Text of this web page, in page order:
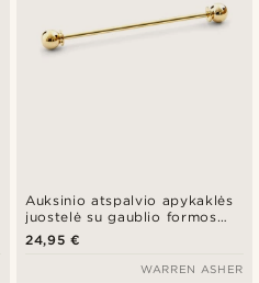
Auksinio atspalvio apykaklės
juostelė su gaublio formos
galvutėmis
24,95 €
WARREN ASHER